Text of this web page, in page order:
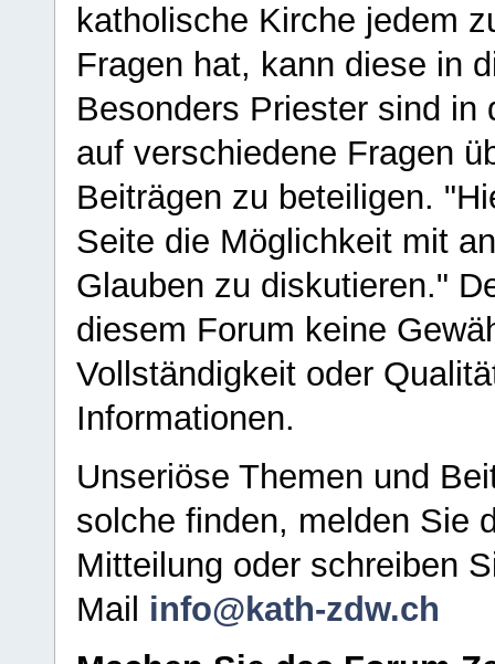
katholische Kirche jedem
Fragen hat, kann diese in
Besonders Priester sind in
auf verschiedene Fragen
Beiträgen zu beteiligen.
Seite die Möglichkeit mit
Glauben zu diskutieren."
diesem Forum keine
Vollständigkeit oder
Informationen.
Unseriöse Themen und
solche finden, melden Sie
Mitteilung oder schreiben
Mail info@kath-zdw.ch